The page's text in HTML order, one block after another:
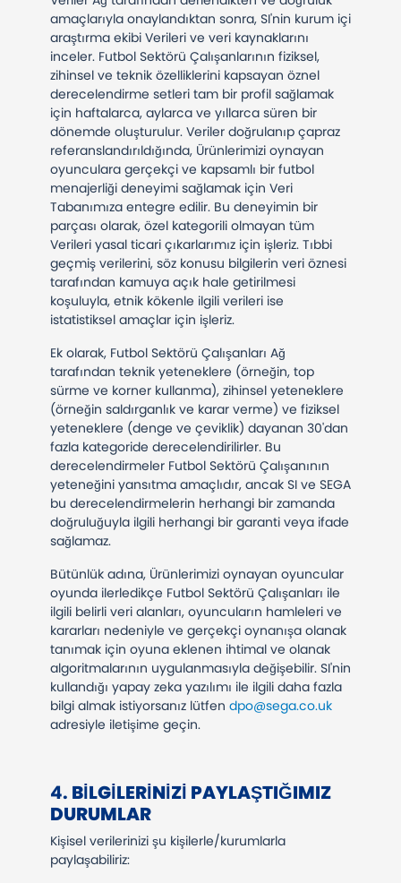
amaçlarıyla onaylandıktan sonra, SI'nin kurum içi
araştırma ekibi Verileri ve veri kaynaklarını
inceler. Futbol Sektörü Çalışanlarının fiziksel,
zihinsel ve teknik özelliklerini kapsayan öznel
derecelendirme setleri tam bir profil sağlamak
için haftalarca, aylarca ve yıllarca süren bir
dönemde oluşturulur. Veriler doğrulanıp çapraz
referanslandırıldığında, Ürünlerimizi oynayan
oyunculara gerçekçi ve kapsamlı bir futbol
menajerliği deneyimi sağlamak için Veri
Tabanımıza entegre edilir. Bu deneyimin bir
parçası olarak, özel kategorili olmayan tüm
Verileri yasal ticari çıkarlarımız için işleriz. Tıbbi
geçmiş verilerini, söz konusu bilgilerin veri öznesi
tarafından kamuya açık hale getirilmesi
koşuluyla, etnik kökenle ilgili verileri ise
istatistiksel amaçlar için işleriz.
Ek olarak, Futbol Sektörü Çalışanları Ağ
tarafından teknik yeteneklere (örneğin, top
sürme ve korner kullanma), zihinsel yeteneklere
(örneğin saldırganlık ve karar verme) ve fiziksel
yeteneklere (denge ve çeviklik) dayanan 30'dan
fazla kategoride derecelendirilirler. Bu
derecelendirmeler Futbol Sektörü Çalışanının
yeteneğini yansıtma amaçlıdır, ancak SI ve SEGA
bu derecelendirmelerin herhangi bir zamanda
doğruluğuyla ilgili herhangi bir garanti veya ifade
sağlamaz.
Bütünlük adına, Ürünlerimizi oynayan oyuncular
oyunda ilerledikçe Futbol Sektörü Çalışanları ile
ilgili belirli veri alanları, oyuncuların hamleleri ve
kararları nedeniyle ve gerçekçi oynanışa olanak
tanımak için oyuna eklenen ihtimal ve olanak
algoritmalarının uygulanmasıyla değişebilir. SI'nin
kullandığı yapay zeka yazılımı ile ilgili daha fazla
bilgi almak istiyorsanız lütfen dpo@sega.co.uk
adresiyle iletişime geçin.
​​​​​​​4. BILGILERINIZI PAYLAŞTIĞIMIZ
DURUMLAR
Kişisel verilerinizi şu kişilerle/kurumlarla
paylaşabiliriz: